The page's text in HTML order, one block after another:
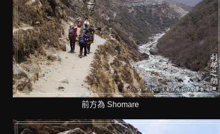
前方為 Shomare